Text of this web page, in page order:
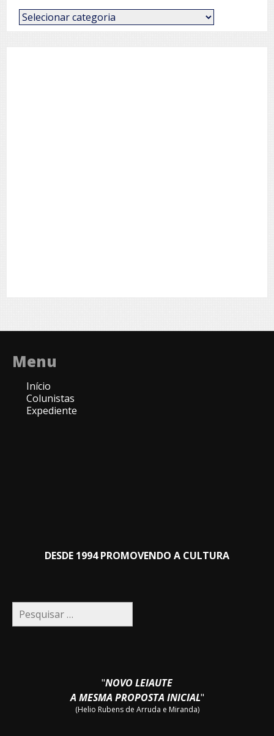
Categorias
de
Menu
Início
Colunistas
Expediente
DESDE 1994 PROMOVENDO A CULTURA
Pesquisar
por:
"NOVO LEIAUTE
A MESMA PROPOSTA INICIAL"
(Helio Rubens de Arruda e Miranda)